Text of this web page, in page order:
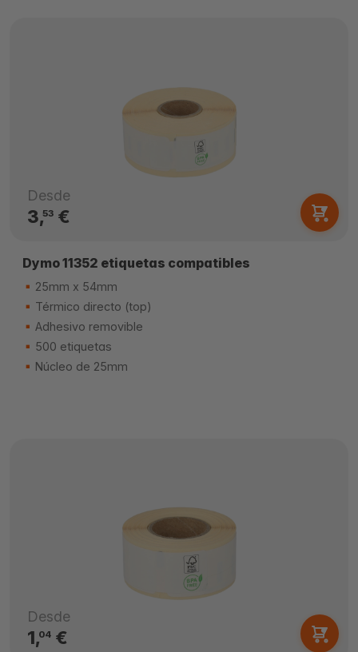
Desde
3,53€
Dymo 11352 etiquetas compatibles
25mm x 54mm
Térmico directo (top)
Adhesivo removible
500 etiquetas
Núcleo de 25mm
Desde
1,04€